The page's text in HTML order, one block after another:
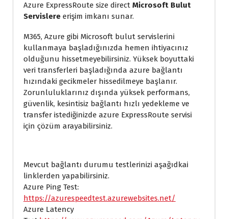
Azure ExpressRoute size direct Microsoft Bulut
Servislere erişim imkanı sunar.
M365, Azure gibi Microsoft bulut servislerini
kullanmaya başladığınızda hemen ihtiyacınız
olduğunu hissetmeyebilirsiniz. Yüksek boyuttaki
veri transferleri başladığında azure bağlantı
hızındaki gecikmeler hissedilmeye başlanır.
Zorunluluklarınız dışında yüksek performans,
güvenlik, kesintisiz bağlantı hızlı yedekleme ve
transfer istediğinizde azure ExpressRoute servisi
için çözüm arayabilirsiniz.
Mevcut bağlantı durumu testlerinizi aşağıdkai
linklerden yapabilirsiniz.
Azure Ping Test:
https://azurespeedtest.azurewebsites.net/
Azure Latency